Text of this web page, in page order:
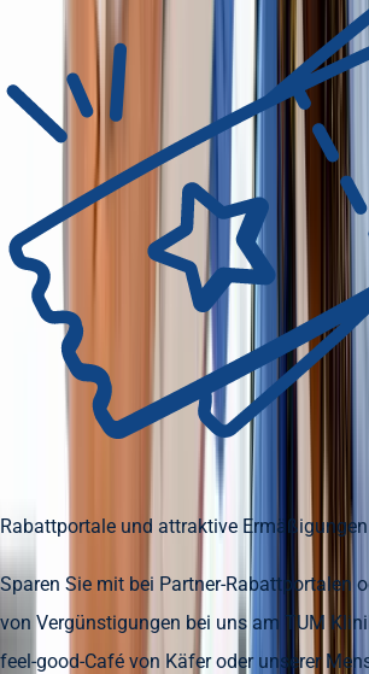
Rabattportale und attraktive Ermäßigungen
Sparen Sie mit bei Partner-Rabattportalen
von Vergünstigungen bei uns am TUM
feel-good-Café von Käfer oder unserer